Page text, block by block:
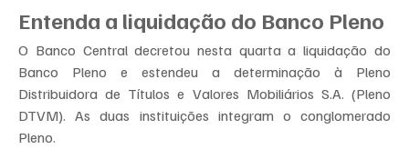
Entenda a liquidação do Banco Pleno
O Banco Central decretou nesta quarta a liquidação do
Banco Pleno e estendeu a determinação à Pleno
Distribuidora de Títulos e Valores Mobiliários S.A. (Pleno
DTVM). As duas instituições integram o conglomerado
Pleno.